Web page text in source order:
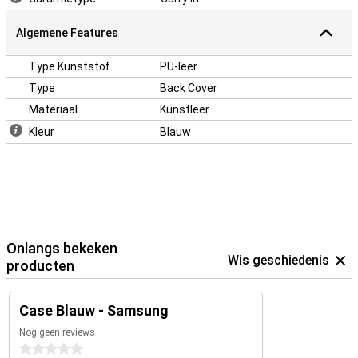
Algemene Features
Type Kunststof
PU-leer
Type
Back Cover
Materiaal
Kunstleer
Kleur
Blauw
Onlangs bekeken
producten
Wis geschiedenis
Case Blauw - Samsung
Nog geen reviews
0 sterren